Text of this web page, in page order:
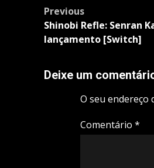
Post
navigation
Previous
Shinobi Refle: Senran
lançamento [Switch]
Deixe um
O seu endereço
Comentário *